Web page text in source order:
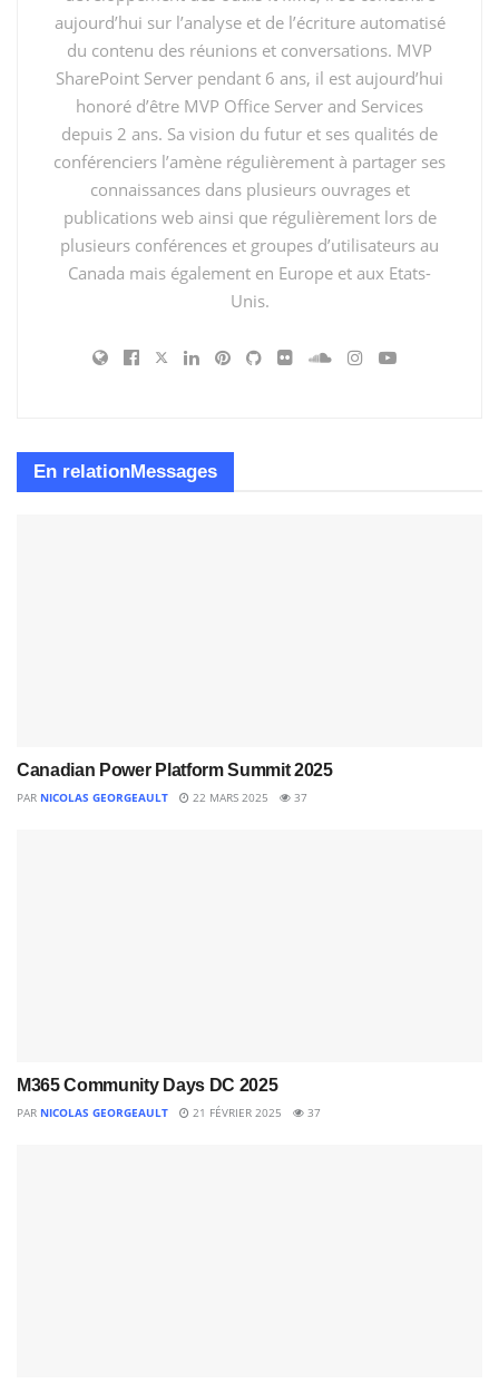
aujourd’hui sur l’analyse et de l’écriture automatisé
du contenu des réunions et conversations. MVP
SharePoint Server pendant 6 ans, il est aujourd’hui
honoré d’être MVP Office Server and Services
depuis 2 ans. Sa vision du futur et ses qualités de
conférenciers l’amène régulièrement à partager ses
connaissances dans plusieurs ouvrages et
publications web ainsi que régulièrement lors de
plusieurs conférences et groupes d’utilisateurs au
Canada mais également en Europe et aux Etats-
Unis.
En relationMessages
Canadian Power Platform Summit 2025
PAR NICOLAS GEORGEAULT 22 MARS 2025 37
M365 Community Days DC 2025
PAR NICOLAS GEORGEAULT 21 FÉVRIER 2025 37